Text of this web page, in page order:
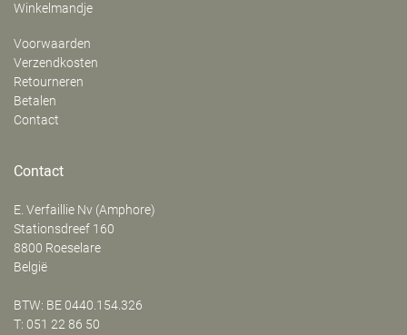
Winkelmandje
Voorwaarden
Verzendkosten
Retourneren
Betalen
Contact
Contact
E. Verfaillie Nv (Amphore)
‍Stationsdreef 160
8800 Roeselare
België
BTW: BE 0440.154.326
T: 051 22 86 50